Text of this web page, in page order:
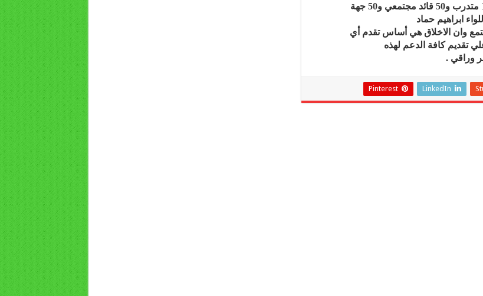
ابراهيم حماد
وان الاخلاق هي أساس تقدم أي
تقديم كافة الدعم لهذه
وراقي .
LinkedIn
Pinterest